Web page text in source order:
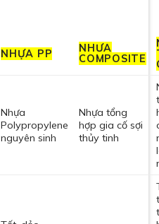
NHỰA PP
NHỰA
COMPOSITE
Nhựa
Polypropylene
nguyên sinh
Nhựa tổng
hợp gia cố sợi
thủy tinh